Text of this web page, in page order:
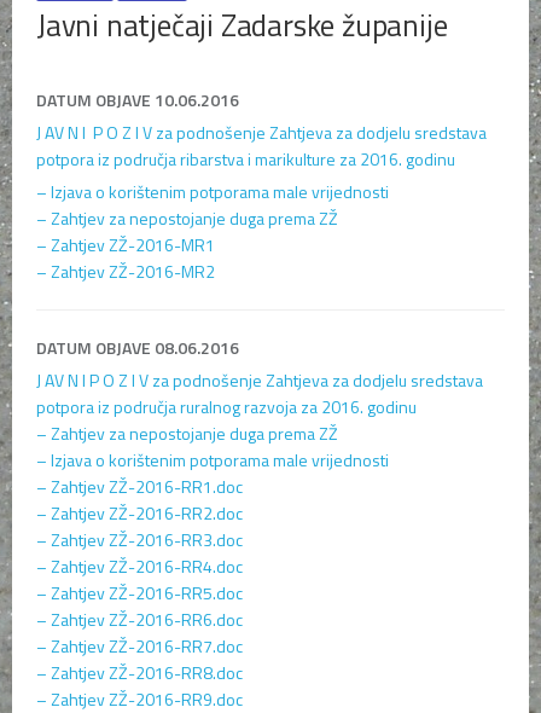
Javni natječaji Zadarske županije
DATUM OBJAVE 10.06.2016
J AV N I P O Z I V za podnošenje Zahtjeva za dodjelu sredstava
potpora iz područja ribarstva i marikulture za 2016. godinu
– Izjava o korištenim potporama male vrijednosti
– Zahtjev za nepostojanje duga prema ZŽ
– Zahtjev ZŽ-2016-MR1
– Zahtjev ZŽ-2016-MR2
DATUM OBJAVE 08.06.2016
J AV N I P O Z I V za podnošenje Zahtjeva za dodjelu sredstava
potpora iz područja ruralnog razvoja za 2016. godinu
– Zahtjev za nepostojanje duga prema ZŽ
– Izjava o korištenim potporama male vrijednosti
– Zahtjev ZŽ-2016-RR1.doc
– Zahtjev ZŽ-2016-RR2.doc
– Zahtjev ZŽ-2016-RR3.doc
– Zahtjev ZŽ-2016-RR4.doc
– Zahtjev ZŽ-2016-RR5.doc
– Zahtjev ZŽ-2016-RR6.doc
– Zahtjev ZŽ-2016-RR7.doc
– Zahtjev ZŽ-2016-RR8.doc
– Zahtjev ZŽ-2016-RR9.doc